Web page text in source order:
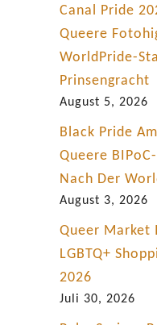
Canal Pride
Queere
WorldPride-
Prinsengracht
August 5, 2026
Black Pride
Queere
Nach Der
August 3, 2026
Queer Market
LGBTQ+
2026
Juli 30, 2026